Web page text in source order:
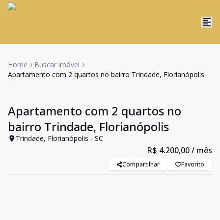
Home
Buscar imóvel
Apartamento com 2 quartos no bairro Trindade, Florianópolis
Apartamento com 2 quartos no
bairro Trindade, Florianópolis
Trindade, Florianópolis - SC
R$ 4.200,00/ mês
Compartilhar Favorito